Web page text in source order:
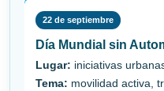
22 de septiembre
Día Mundial sin
Lugar: iniciativas
Tema: movilidad activa,